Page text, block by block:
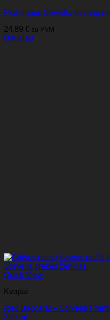
Prabangus Sorvella dovanų
24,89 € su PVM
Daugiau
Quick View
Kvapai
Red Baccarat – Sorvella
250 ml